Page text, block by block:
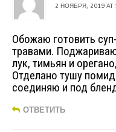
2 НОЯБРЯ, 2019 AT
Обожаю готовить
травами.
лук, тимьян и
Отделано тушу
соединяю и под
ОТВЕТИТЬ